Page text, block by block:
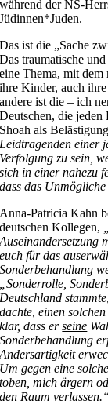
während der NS-
Jüdinnen*Juden.
Das ist die „Sache
Das traumatische
eine Thema, mit dem
ihre Kinder, auch
andere ist die – ich
Deutschen, die
Shoah als
Leidtragenden einer
Verfolgung zu sein,
sich in einer nahezu
dass das
Anna-Patricia Kahn
deutschen Kollegen,
Auseinandersetzung
euch für das
Sonderbehandlung
„Sonderrolle,
Deutschland
dachte, einen
klar, dass erseine
Sonderbehandlung
Andersartigkeit
Um gegen eine
toben, mich ärgern
den Raum verlassen.“